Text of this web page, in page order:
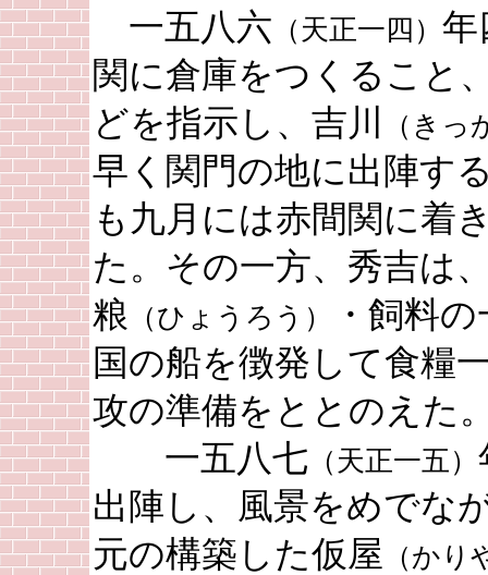
一五八六 （天正一四） 年
関に倉庫をつくること
どを指示し、吉川
（きっ
早く関門の地に出陣す
も九月には赤間関に着
た。その一方、秀吉は
粮 （ひょうろう）
・飼料
国の船を徴発して食糧
攻の準備をととのえた
一五八七 （天正一五）
出陣し、風景をめでな
元の構築した仮屋 （かり